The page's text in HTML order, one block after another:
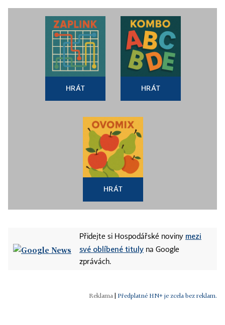
HRÁT HRÁT
HRÁT
Přidejte si Hospodářské noviny mezi
své oblíbené tituly na Google
zprávách.
Předplatné HN+ je zcela bez reklam.